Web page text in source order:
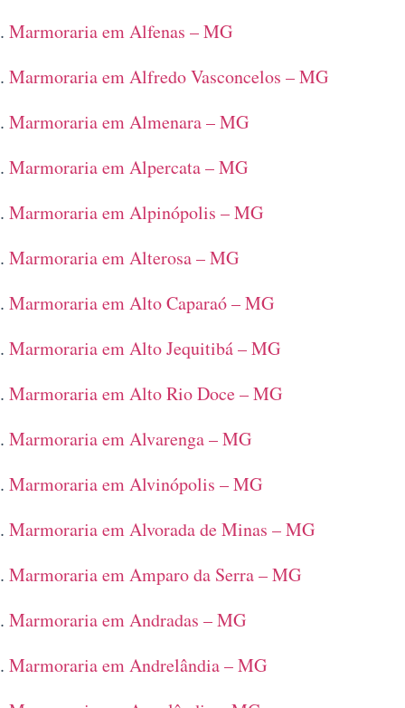
Marmoraria em Alfenas – MG
Marmoraria em Alfredo Vasconcelos – MG
Marmoraria em Almenara – MG
Marmoraria em Alpercata – MG
Marmoraria em Alpinópolis – MG
Marmoraria em Alterosa – MG
Marmoraria em Alto Caparaó – MG
Marmoraria em Alto Jequitibá – MG
Marmoraria em Alto Rio Doce – MG
Marmoraria em Alvarenga – MG
Marmoraria em Alvinópolis – MG
Marmoraria em Alvorada de Minas – MG
Marmoraria em Amparo da Serra – MG
Marmoraria em Andradas – MG
Marmoraria em Andrelândia – MG